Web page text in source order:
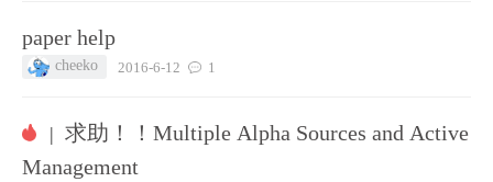
paper help
cheeko 2016-6-12 1
| 求助！！Multiple Alpha Sources and Active
Management